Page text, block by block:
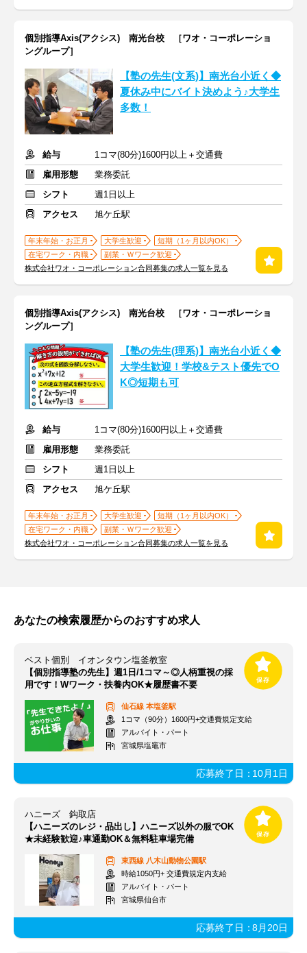
個別指導Axis(アクシス) 南光台校 ［ワオ・コーポレーショ
ングループ］
【塾の先生(文系)】南光台小近く◆
夏休み中にバイト決めよう♪大学生
多数！
給与
1コマ(80分)1600円以上＋交通費
雇用形態
業務委託
シフト
週1日以上
アクセス
旭ケ丘駅
年末年始・お正月 大学生歓迎
短期（1ヶ月以内OK）
在宅ワーク・内職
副業・Ｗワーク歓迎
株式会社ワオ・コーポレーション合同募集の求人一覧を見る
個別指導Axis(アクシス) 南光台校 ［ワオ・コーポレーショ
ングループ］
【塾の先生(理系)】南光台小近く◆
大学生歓迎！学校&テスト優先でO
K◎短期も可
給与
1コマ(80分)1600円以上＋交通費
雇用形態
業務委託
シフト
週1日以上
アクセス
旭ケ丘駅
年末年始・お正月 大学生歓迎
短期（1ヶ月以内OK）
在宅ワーク・内職
副業・Ｗワーク歓迎
株式会社ワオ・コーポレーション合同募集の求人一覧を見る
あなたの検索履歴からのおすすめ求人
ベスト個別 イオンタウン塩釜教室
【個別指導塾の先生】週1日/1コマ～◎人柄重視の採
用です！Wワーク・扶養内OK★履歴書不要
仙石線 本塩釜駅
1コマ（90分）1600円+交通費規定支給
アルバイト・パート
宮城県塩竈市
応募終了日：10月1日
ハニーズ 鈎取店
【ハニーズのレジ・品出し】ハニーズ以外の服でOK
★未経験歓迎♪車通勤OK＆無料駐車場完備
東西線 八木山動物公園駅
時給1050円+ 交通費規定内支給
アルバイト・パート
宮城県仙台市
応募終了日：8月20日